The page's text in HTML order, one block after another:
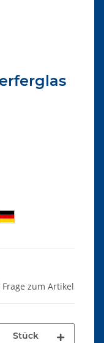
Frage zum Artikel
Stück